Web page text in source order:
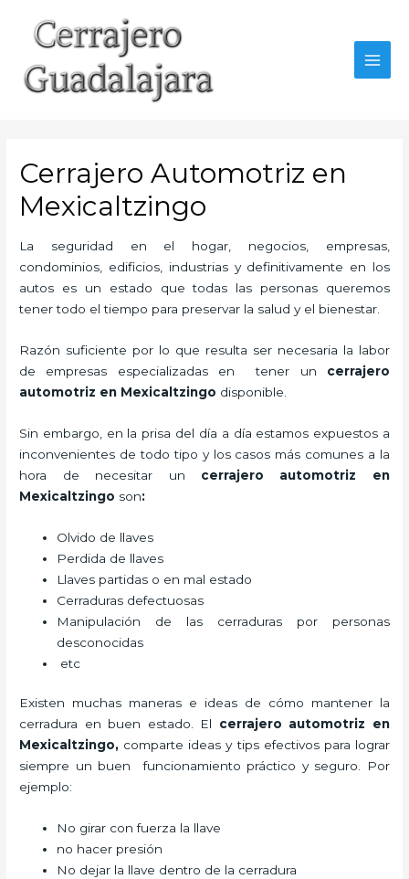
contenido
Cerrajero Automotriz en
Mexicaltzingo
La seguridad en el hogar, negocios, empresas,
condominios, edificios, industrias y definitivamente en los
autos es un estado que todas las personas queremos
tener todo el tiempo para preservar la salud y el bienestar.
Razón suficiente por lo que resulta ser necesaria la labor
de empresas especializadas en tener un cerrajero
automotriz en Mexicaltzingo disponible.
Sin embargo, en la prisa del día a día estamos expuestos a
inconvenientes de todo tipo y los casos más comunes a la
hora de necesitar un cerrajero automotriz en
Mexicaltzingo son:
Olvido de llaves
Perdida de llaves
Llaves partidas o en mal estado
Cerraduras defectuosas
Manipulación de las cerraduras por personas
desconocidas
etc
Existen muchas maneras e ideas de cómo mantener la
cerradura en buen estado. El cerrajero automotriz en
Mexicaltzingo, comparte ideas y tips efectivos para lograr
siempre un buen funcionamiento práctico y seguro. Por
ejemplo:
No girar con fuerza la llave
no hacer presión
No dejar la llave dentro de la cerradura